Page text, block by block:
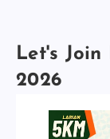
Let's
2026